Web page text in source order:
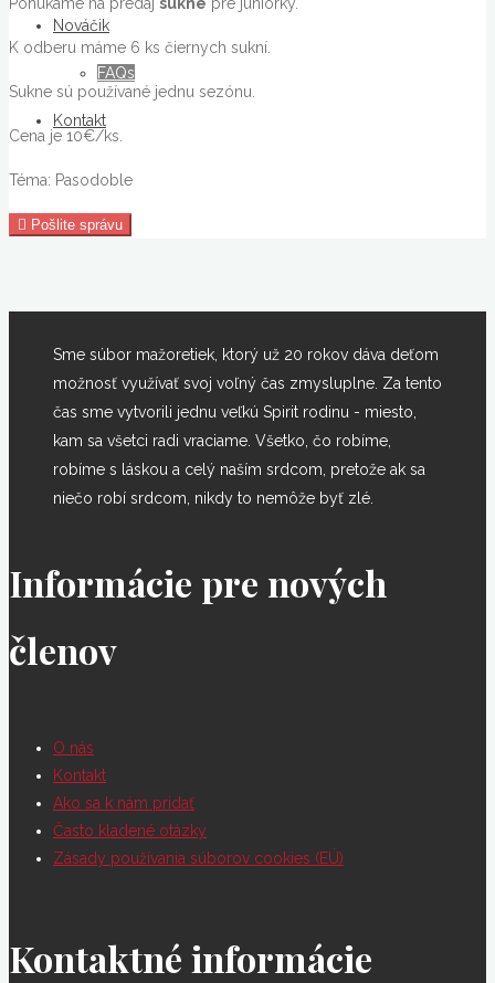
Nováčik
FAQs
Kontakt
K odberu máme 6 ks čiernych sukní.
Sukne sú používané jednu sezónu.
Cena je 10€/ks.
Téma: Pasodoble
Pošlite správu
Sme súbor mažoretiek, ktorý už 20 rokov dáva deťom
možnosť využívať svoj voľný čas zmysluplne. Za tento
čas sme vytvorili jednu veľkú Spirit rodinu - miesto,
kam sa všetci radi vraciame. Všetko, čo robíme,
robíme s láskou a celý naším srdcom, pretože ak sa
niečo robí srdcom, nikdy to nemôže byť zlé.
Informácie pre nových
členov
O nás
Kontakt
Ako sa k nám pridať
Často kladené otázky
Zásady používania súborov cookies (EÚ)
Kontaktné informácie